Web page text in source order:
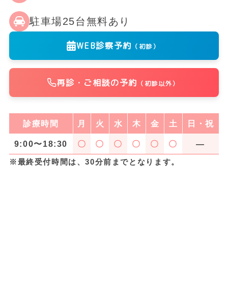
駐車場25台無料あり
WEB診察予約 （初診）
再診・ご相談の予約 （初診以外）
診療時間 月 火 水 木 金 土 日・祝
9:00〜18:30 〇 〇 〇 〇 〇 〇 ―
※最終受付時間は、30分前までとなります。